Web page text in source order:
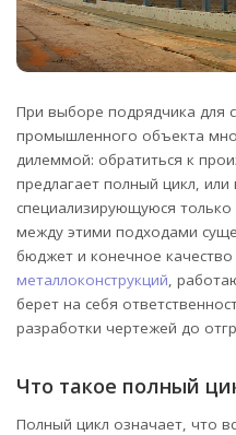
При выборе подрядчика для
промышленного объекта
дилеммой: обратиться к
предлагает полный цикл,
специализирующуюся только
между этими подходами
бюджет и конечное качество
металлоконструкций,
берет на себя
разработки чертежей до
Что такое полный
Полный цикл означает, что